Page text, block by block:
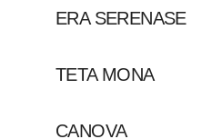
ERA SERENASE
TETA MONA
CANOVA